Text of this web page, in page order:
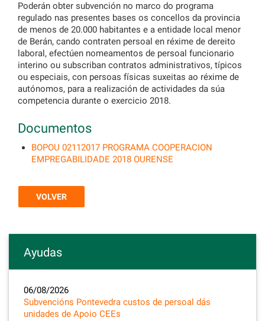
Poderán obter subvención no marco do programa
regulado nas presentes bases os concellos da provincia
de menos de 20.000 habitantes e a entidade local menor
de Berán, cando contraten persoal en réxime de dereito
laboral, efectúen nomeamentos de persoal funcionario
interino ou subscriban contratos administrativos, típicos
ou especiais, con persoas físicas suxeitas ao réxime de
autónomos, para a realización de actividades da súa
competencia durante o exercicio 2018.
Documentos
BOPOU 02112017 PROGRAMA COOPERACION
EMPREGABILIDADE 2018 OURENSE
VOLVER
Ayudas
06/08/2026
Subvencións Pontevedra custos de persoal dás
unidades de Apoio CEEs